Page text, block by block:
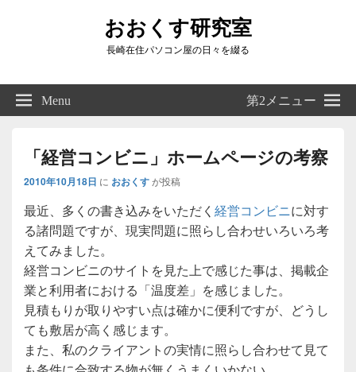
おおくす研究室
長崎在住パソコン屋の日々を綴る
Right
Sidebar
Widget
Menu 第2メニュー
「経営コンビニ」ホームページの考察
2010年10月18日 に おおくすが投稿
最近、多くの書き込みをいただく 経営コンビニに対す
る諸問題ですが、現実問題に照らし合わせいろいろ考
えてみました。
経営コンビニのサイトを見た上で感じた事は、掲載企
業と利用者における「温度差」を感じました。
見積もりが取りやすい点は確かに便利ですが、どうし
ても敷居が高く感じます。
また、私のクライアントの実情に照らし合わせて見て